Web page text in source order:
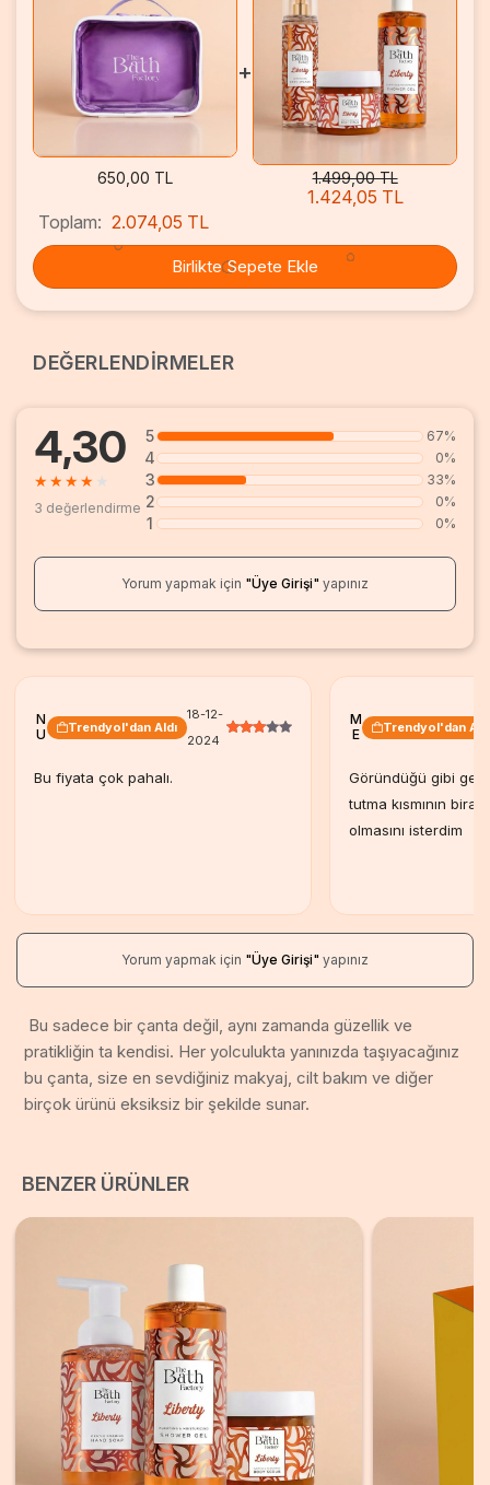
650,00 TL
+
1.499,00 TL
1.424,05 TL
Toplam: 2.074,05 TL
Birlikte Sepete Ekle
N
U
Trendyol'dan Aldı
18-12-
2024
Bu fiyata çok pahalı.
M
E
Trendyol'dan
Göründüğü gibi
tutma kısmının
olmasını isterdim
DEĞERLENDİRMELER
4,30
★★★★ ★
3 değerlendirme
5 67%
4 0%
3 33%
2 0%
1 0%
Yorum yapmak için "Üye Girişi" yapınız
Yorum yapmak için "Üye Girişi" yapınız
Bu sadece bir çanta değil, aynı zamanda güzellik ve
pratikliğin ta kendisi. Her yolculukta yanınızda taşıyacağınız
bu çanta, size en sevdiğiniz makyaj, cilt bakım ve diğer
birçok ürünü eksiksiz bir şekilde sunar.
BENZER ÜRÜNLER